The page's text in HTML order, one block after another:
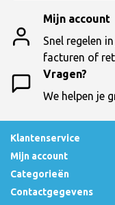
Mijn account
Snel regelen
facturen of
Vragen?
We helpen je
Klantenservice
Mijn account
Categorieën
Contactgegevens